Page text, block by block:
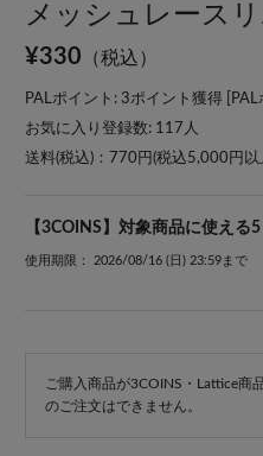
メッシュレース
¥330 （税込）
PALポイント: 3ポイント獲得 [
お気に入り登録数: 117 人
送料(税込)：770円(税込5,000円
【3COINS】対象商品に使える
使用期限： 2026/08/16 (日) 23:59まで
ご購入商品が3COINS・Lattice商
のご注文はできません。